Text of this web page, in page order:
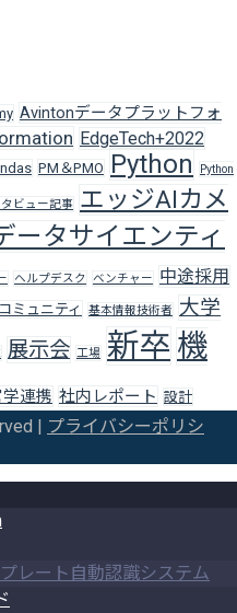
Avintonデータプラットフォ
EdgeTech+2022
PM＆PMO Python Python
ビュー記事 エッジAIカメ
ータサイエンティ
ヘルプデスク ベンチャー 中途採用
ミュニティ 基本情報技術者
大学
展示会 工場 新卒 機
連携 社内レポート 設計
| プライバシーポリシ
レート自動認識システム